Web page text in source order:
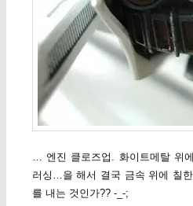
… 엔진 클로즈업. 화이트메탈 위
러싱…을 해서 결국 금속 위에 칠
를 내는 것인가?? -_-;